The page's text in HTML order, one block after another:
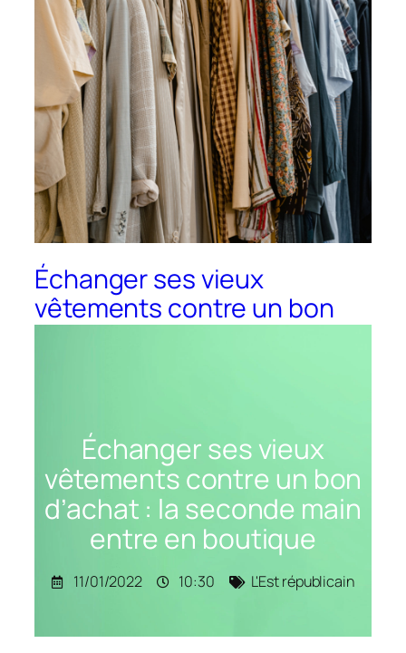
Échanger ses vieux
vêtements contre un bon
d’achat : la seconde main
Échanger ses vieux
vêtements contre un bon
d’achat : la seconde main
entre en boutique
11/01/2022 10:30 L'Est républicain